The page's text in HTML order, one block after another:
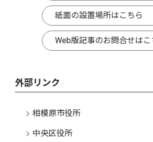
紙面の設置場所はこちら
Web版記事のお問合せはこ
外部リンク
相模原市役所
中央区役所